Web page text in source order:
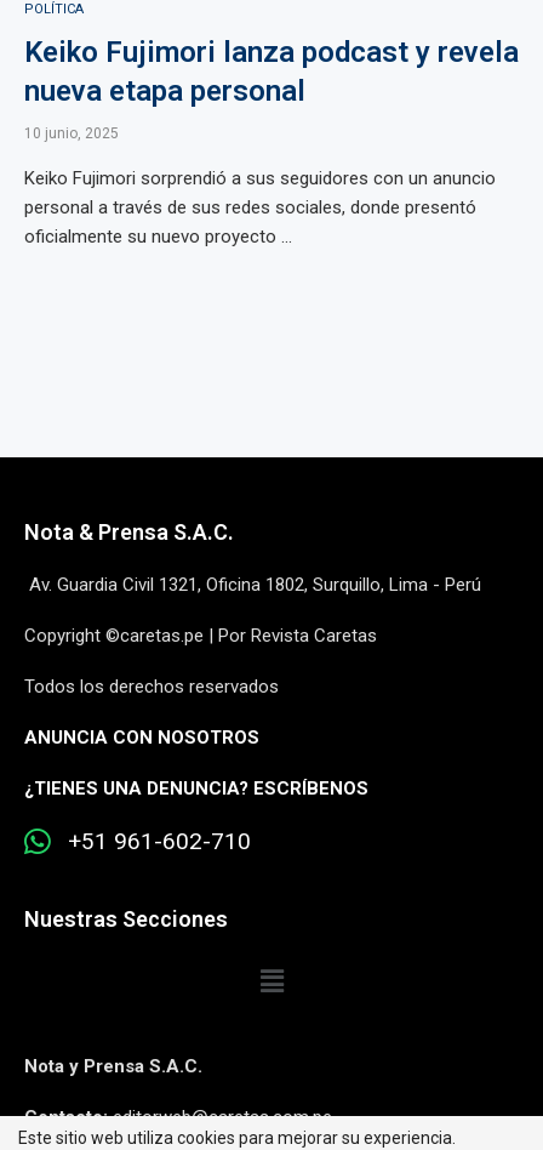
POLÍTICA
Keiko Fujimori lanza podcast y revela
nueva etapa personal
10 junio, 2025
Keiko Fujimori sorprendió a sus seguidores con un anuncio
personal a través de sus redes sociales, donde presentó
oficialmente su nuevo proyecto ...
Nota & Prensa S.A.C.
Av. Guardia Civil 1321, Oficina 1802, Surquillo, Lima - Perú
Copyright ©caretas.pe | Por Revista Caretas
Todos los derechos reservados
ANUNCIA CON NOSOTROS
¿TIENES UNA DENUNCIA? ESCRÍBENOS
+51 961-602-710
Nuestras Secciones
Nota y Prensa S.A.C.
Contacto:editorweb@caretas.com.pe
Este sitio web utiliza cookies para mejorar su experiencia.